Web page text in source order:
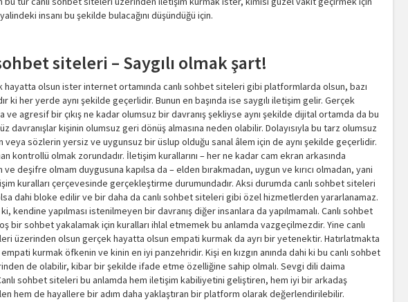
insanı bu şekilde bulacağını düşündüğü için.
siteleri – Saygılı olmak şart!
hayatta olsun ister internet ortamında canlı sohbet siteleri gibi platformlarda olsun, bazı
ki her yerde aynı şekilde geçerlidir. Bunun en başında ise saygılı iletişim gelir. Gerçek
ve agresif bir çıkış ne kadar olumsuz bir davranış şekliyse aynı şekilde dijital ortamda da bu
davranışlar kişinin olumsuz geri dönüş almasına neden olabilir. Dolayısıyla bu tarz olumsuz
veya sözlerin yersiz ve uygunsuz bir üslup olduğu sanal âlem için de aynı şekilde geçerlidir.
kontrollü olmak zorundadır. İletişim kurallarını – her ne kadar cam ekran arkasında
deşifre olmam duygusuna kapılsa da – elden bırakmadan, uygun ve kırıcı olmadan, yani
kuralları çerçevesinde gerçekleştirme durumundadır. Aksi durumda canlı sohbet siteleri
dahi bloke edilir ve bir daha da canlı sohbet siteleri gibi özel hizmetlerden yararlanamaz.
ki, kendine yapılması istenilmeyen bir davranış diğer insanlara da yapılmamalı. Canlı sohbet
bir sohbet yakalamak için kuralları ihlal etmemek bu anlamda vazgeçilmezdir. Yine canlı
üzerinden olsun gerçek hayatta olsun empati kurmak da ayrı bir yetenektir. Hatırlatmakta
kurmak öfkenin ve kinin en iyi panzehridir. Kişi en kızgın anında dahi ki bu canlı sohbet
de olabilir, kibar bir şekilde ifade etme özelliğine sahip olmalı. Sevgi dili daima
sohbet siteleri bu anlamda hem iletişim kabiliyetini geliştiren, hem iyi bir arkadaş
hem de hayallere bir adım daha yaklaştıran bir platform olarak değerlendirilebilir.